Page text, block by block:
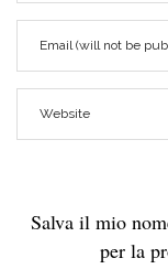
Salva il mio
per la